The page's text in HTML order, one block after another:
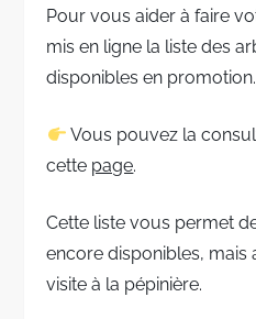
Pour vous aider à faire
mis en ligne la liste des
disponibles en promotion.
Vous pouvez la
cette page.
Cette liste vous permet
encore disponibles,
visite à la pépinière.